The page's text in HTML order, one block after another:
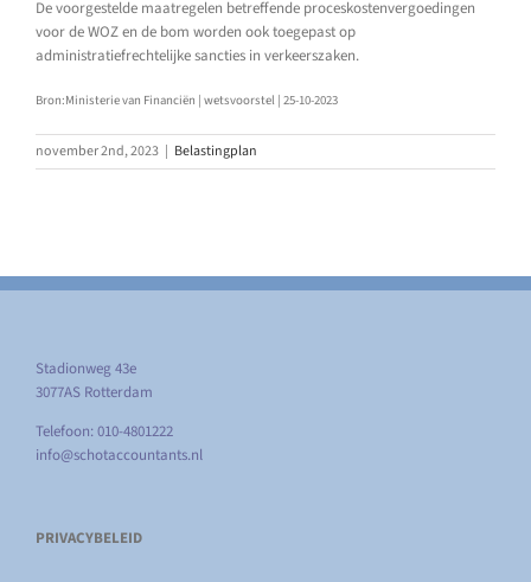
De voorgestelde maatregelen betreffende proceskostenvergoedingen
voor de WOZ en de bom worden ook toegepast op
administratiefrechtelijke sancties in verkeerszaken.
Bron:Ministerie van Financiën | wetsvoorstel | 25-10-2023
november 2nd, 2023 | Belastingplan
Stadionweg 43e
3077AS Rotterdam
Telefoon: 010-4801222
info@schotaccountants.nl
PRIVACYBELEID